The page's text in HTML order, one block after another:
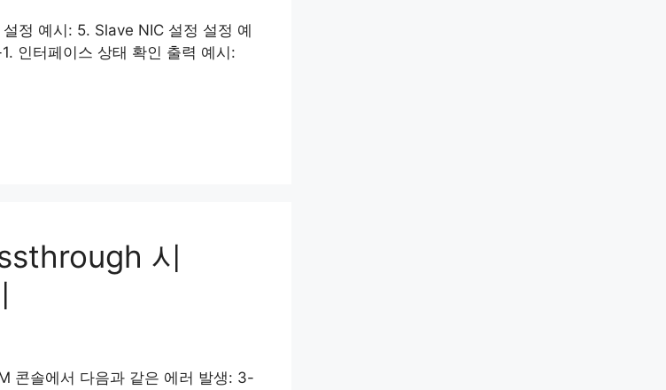
정 예시: 5. Slave NIC 설정 설정 예
인터페이스 상태 확인 출력 예시:
시
콘솔에서 다음과 같은 에러 발생: 3-